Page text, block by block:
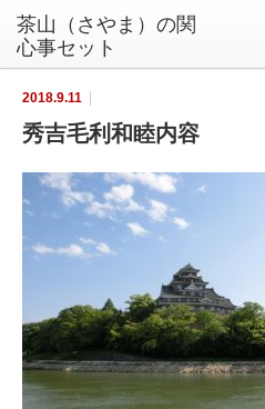
茶山（さやま）の関
心事セット
2018.9.11
秀吉毛利和睦内容